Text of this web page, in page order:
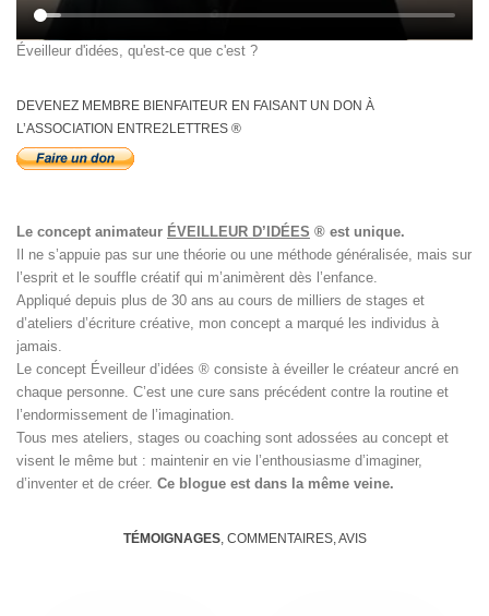
Éveilleur d'idées, qu'est-ce que c'est ?
DEVENEZ MEMBRE BIENFAITEUR EN FAISANT UN DON À
L’ASSOCIATION ENTRE2LETTRES ®
Le concept animateur ÉVEILLEUR D’IDÉES ® est unique.
Il ne s’appuie pas sur une théorie ou une méthode généralisée, mais sur
l’esprit et le souffle créatif qui m’animèrent dès l’enfance.
Appliqué depuis plus de 30 ans au cours de milliers de stages et
d’ateliers d’écriture créative, mon concept a marqué les individus à
jamais.
Le concept Éveilleur d’idées ® consiste à éveiller le créateur ancré en
chaque personne. C’est une cure sans précédent contre la routine et
l’endormissement de l’imagination.
Tous mes ateliers, stages ou coaching sont adossées au concept et
visent le même but : maintenir en vie l’enthousiasme d’imaginer,
d’inventer et de créer. Ce blogue est dans la même veine.
TÉMOIGNAGES, COMMENTAIRES, AVIS